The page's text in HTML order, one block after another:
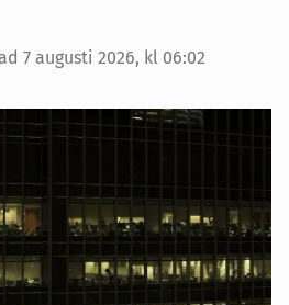
7 augusti 2026, kl 06:02